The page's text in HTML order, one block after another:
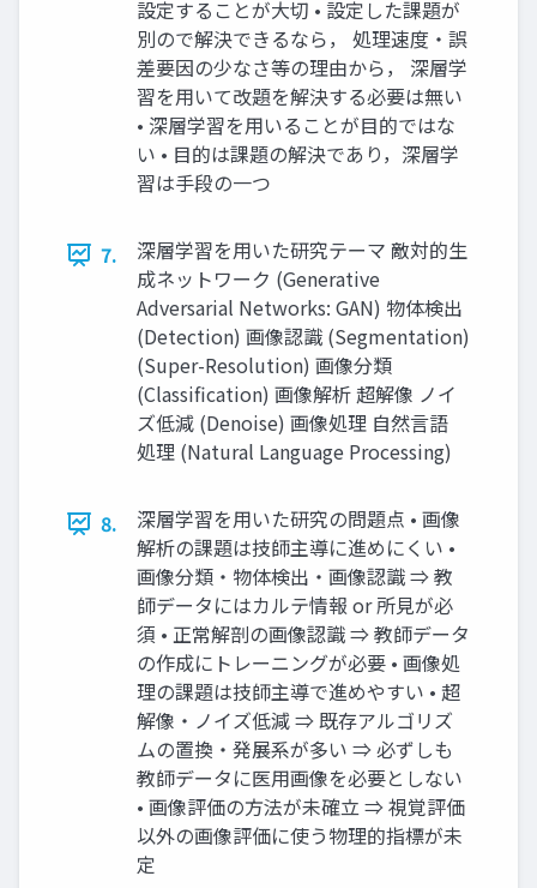
設定することが大切 • 設定した課題が
別ので解決できるなら， 処理速度・誤
差要因の少なさ等の理由から， 深層学
習を用いて改題を解決する必要は無い
• 深層学習を用いることが目的ではな
い • 目的は課題の解決であり，深層学
習は手段の一つ
7.
深層学習を用いた研究テーマ 敵対的生
成ネットワーク (Generative
Adversarial Networks: GAN) 物体検出
(Detection) 画像認識 (Segmentation)
(Super-Resolution) 画像分類
(Classification) 画像解析 超解像 ノイ
ズ低減 (Denoise) 画像処理 自然言語
処理 (Natural Language Processing)
8.
深層学習を用いた研究の問題点 • 画像
解析の課題は技師主導に進めにくい •
画像分類・物体検出・画像認識 ⇒ 教
師データにはカルテ情報 or 所見が必
須 • 正常解剖の画像認識 ⇒ 教師データ
の作成にトレーニングが必要 • 画像処
理の課題は技師主導で進めやすい • 超
解像・ノイズ低減 ⇒ 既存アルゴリズ
ムの置換・発展系が多い ⇒ 必ずしも
教師データに医用画像を必要としない
• 画像評価の方法が未確立 ⇒ 視覚評価
以外の画像評価に使う物理的指標が未
定